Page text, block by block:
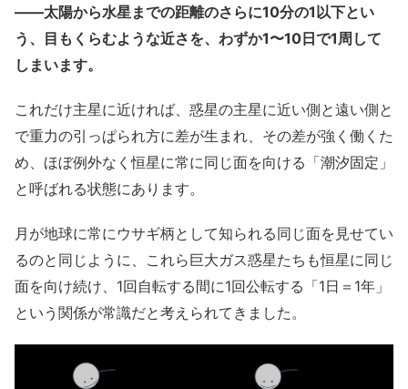
――太陽から水星までの距離のさらに10分の1以下とい
う、目もくらむような近さを、わずか1〜10日で1周して
しまいます。
これだけ主星に近ければ、惑星の主星に近い側と遠い側と
で重力の引っぱられ方に差が生まれ、その差が強く働くた
め、ほぼ例外なく恒星に常に同じ面を向ける「潮汐固定」
と呼ばれる状態にあります。
月が地球に常にウサギ柄として知られる同じ面を見せてい
るのと同じように、これら巨大ガス惑星たちも恒星に同じ
面を向け続け、1回自転する間に1回公転する「1日＝1年」
という関係が常識だと考えられてきました。